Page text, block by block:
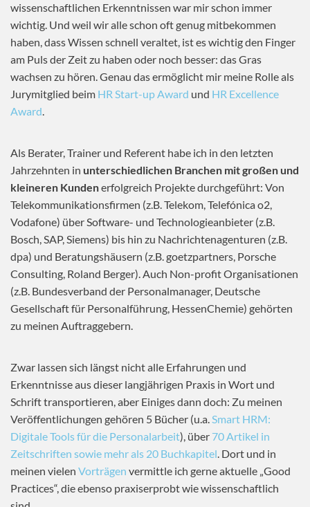
wissenschaftlichen Erkenntnissen war mir schon immer
wichtig. Und weil wir alle schon oft genug mitbekommen
haben, dass Wissen schnell veraltet, ist es wichtig den Finger
am Puls der Zeit zu haben oder noch besser: das Gras
wachsen zu hören. Genau das ermöglicht mir meine Rolle als
Jurymitglied beim HR Start-up Award und HR Excellence
Award.
Als Berater, Trainer und Referent habe ich in den letzten
Jahrzehnten in unterschiedlichen Branchen mit großen und
kleineren Kundenerfolgreich Projekte durchgeführt: Von
Telekommunikationsfirmen (z.B. Telekom, Telefónica o2,
Vodafone) über Software- und Technologieanbieter (z.B.
Bosch, SAP, Siemens) bis hin zu Nachrichtenagenturen (z.B.
dpa) und Beratungshäusern (z.B. goetzpartners, Porsche
Consulting, Roland Berger). Auch Non-profit Organisationen
(z.B. Bundesverband der Personalmanager, Deutsche
Gesellschaft für Personalführung, HessenChemie) gehörten
zu meinen Auftraggebern.
Zwar lassen sich längst nicht alle Erfahrungen und
Erkenntnisse aus dieser langjährigen Praxis in Wort und
Schrift transportieren, aber Einiges dann doch: Zu meinen
Veröffentlichungen gehören 5 Bücher (u.a.Smart HRM:
Digitale Tools für die Personalarbeit), über 70 Artikel in
Zeitschriften sowie mehr als 20 Buchkapitel. Dort und in
meinen vielen Vorträgen vermittle ich gerne aktuelle „Good
Practices“, die ebenso praxiserprobt wie wissenschaftlich